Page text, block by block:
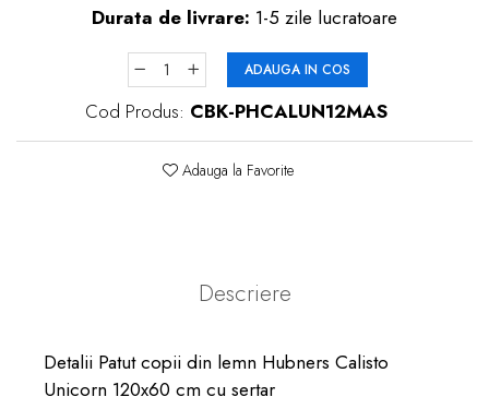
Durata de livrare: 1-5 zile lucratoare
ADAUGA IN COS
Cod Produs: CBK-PHCALUN12MAS
Adauga la Favorite
Descriere
Detalii Patut copii din lemn Hubners Calisto
Unicorn 120x60 cm cu sertar